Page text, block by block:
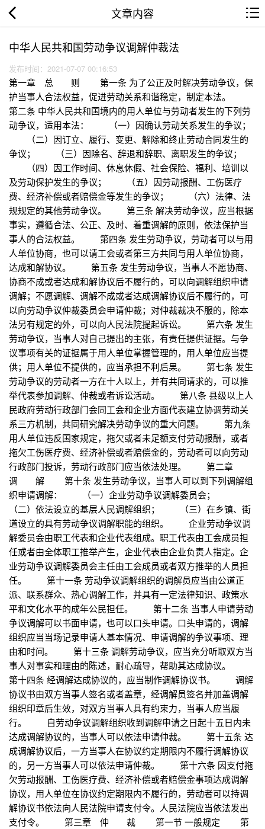
文章内容
中华人民共和国劳动争议调解仲裁法
发布时间：2021-07-07 00:16:53
第一章 总 则 第一条 为了公正及时解决劳动争议，保
护当事人合法权益，促进劳动关系和谐稳定，制定本法。
第二条 中华人民共和国境内的用人单位与劳动者发生的下列劳
动争议，适用本法： （一）因确认劳动关系发生的争议；
（二）因订立、履行、变更、解除和终止劳动合同发生的
争议； （三）因除名、辞退和辞职、离职发生的争议；
（四）因工作时间、休息休假、社会保险、福利、培训以
及劳动保护发生的争议； （五）因劳动报酬、工伤医疗
费、经济补偿或者赔偿金等发生的争议； （六）法律、法
规规定的其他劳动争议。 第三条 解决劳动争议，应当根据
事实，遵循合法、公正、及时、着重调解的原则，依法保护当
事人的合法权益。 第四条 发生劳动争议，劳动者可以与用
人单位协商，也可以请工会或者第三方共同与用人单位协商，
达成和解协议。 第五条 发生劳动争议，当事人不愿协商、
协商不成或者达成和解协议后不履行的，可以向调解组织申请
调解；不愿调解、调解不成或者达成调解协议后不履行的，可
以向劳动争议仲裁委员会申请仲裁；对仲裁裁决不服的，除本
法另有规定的外，可以向人民法院提起诉讼。 第六条 发生
劳动争议，当事人对自己提出的主张，有责任提供证据。与争
议事项有关的证据属于用人单位掌握管理的，用人单位应当提
供；用人单位不提供的，应当承担不利后果。 第七条 发生
劳动争议的劳动者一方在十人以上，并有共同请求的，可以推
举代表参加调解、仲裁或者诉讼活动。 第八条 县级以上人
民政府劳动行政部门会同工会和企业方面代表建立协调劳动关
系三方机制，共同研究解决劳动争议的重大问题。 第九条
用人单位违反国家规定，拖欠或者未足额支付劳动报酬，或者
拖欠工伤医疗费、经济补偿或者赔偿金的，劳动者可以向劳动
行政部门投诉，劳动行政部门应当依法处理。 第二章
调 解 第十条 发生劳动争议，当事人可以到下列调解组
织申请调解： （一）企业劳动争议调解委员会；
（二）依法设立的基层人民调解组织； （三）在乡镇、街
道设立的具有劳动争议调解职能的组织。 企业劳动争议调
解委员会由职工代表和企业代表组成。职工代表由工会成员担
任或者由全体职工推举产生，企业代表由企业负责人指定。企
业劳动争议调解委员会主任由工会成员或者双方推举的人员担
任。 第十一条 劳动争议调解组织的调解员应当由公道正
派、联系群众、热心调解工作，并具有一定法律知识、政策水
平和文化水平的成年公民担任。 第十二条 当事人申请劳动
争议调解可以书面申请，也可以口头申请。口头申请的，调解
组织应当当场记录申请人基本情况、申请调解的争议事项、理
由和时间。 第十三条 调解劳动争议，应当充分听取双方当
事人对事实和理由的陈述，耐心疏导，帮助其达成协议。
第十四条 经调解达成协议的，应当制作调解协议书。 调解
协议书由双方当事人签名或者盖章，经调解员签名并加盖调解
组织印章后生效，对双方当事人具有约束力，当事人应当履
行。 自劳动争议调解组织收到调解申请之日起十五日内未
达成调解协议的，当事人可以依法申请仲裁。 第十五条 达
成调解协议后，一方当事人在协议约定期限内不履行调解协议
的，另一方当事人可以依法申请仲裁。 第十六条 因支付拖
欠劳动报酬、工伤医疗费、经济补偿或者赔偿金事项达成调解
协议，用人单位在协议约定期限内不履行的，劳动者可以持调
解协议书依法向人民法院申请支付令。人民法院应当依法发出
支付令。 第三章 仲 裁 第一节 一般规定 第